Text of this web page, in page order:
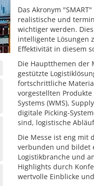
Das Akronym
realistische und
wichtiger werden.
intelligente Lösungen
Effektivität in diesem
Die Hauptthemen der
gestützte
fortschrittliche
vorgestellten
Systems (WMS),
digitale Picking-
sind, logistische
Die Messe ist eng mit
verbunden und bildet
Logistikbranche und
Highlights durch
wertvolle Einblicke